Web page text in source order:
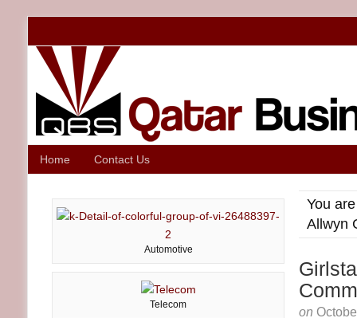
Home Contact Us
You
Allwyn
on
Automotive
Telecom